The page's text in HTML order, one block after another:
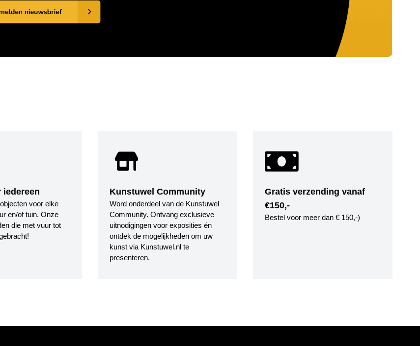
iedereen
voor elke
en/of tuin. Onze
die met vuur tot
Kunstuwel Community
Word onderdeel van de Kunstuwel
Community. Ontvang exclusieve
uitnodigingen voor exposities én
ontdek de mogelijkheden om uw
kunst via Kunstuwel.nl te
presenteren.
Gratis verzending vanaf
€150,-
Bestel voor meer dan € 150,-)